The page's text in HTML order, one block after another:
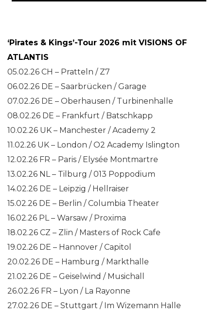
‘Pirates & Kings’-Tour 2026 mit VISIONS OF
ATLANTIS
05.02.26 CH – Pratteln / Z7
06.02.26 DE – Saarbrücken / Garage
07.02.26 DE – Oberhausen / Turbinenhalle
08.02.26 DE – Frankfurt / Batschkapp
10.02.26 UK – Manchester / Academy 2
11.02.26 UK – London / O2 Academy Islington
12.02.26 FR – Paris / Elysée Montmartre
13.02.26 NL – Tilburg / 013 Poppodium
14.02.26 DE – Leipzig / Hellraiser
15.02.26 DE – Berlin / Columbia Theater
16.02.26 PL – Warsaw / Proxima
18.02.26 CZ – Zlin / Masters of Rock Cafe
19.02.26 DE – Hannover / Capitol
20.02.26 DE – Hamburg / Markthalle
21.02.26 DE – Geiselwind / Musichall
26.02.26 FR – Lyon / La Rayonne
27.02.26 DE – Stuttgart / Im Wizemann Halle